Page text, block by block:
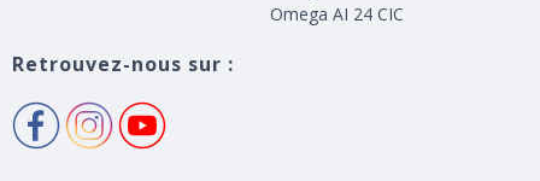
Omega AI 24 CIC
Retrouvez-nous sur :